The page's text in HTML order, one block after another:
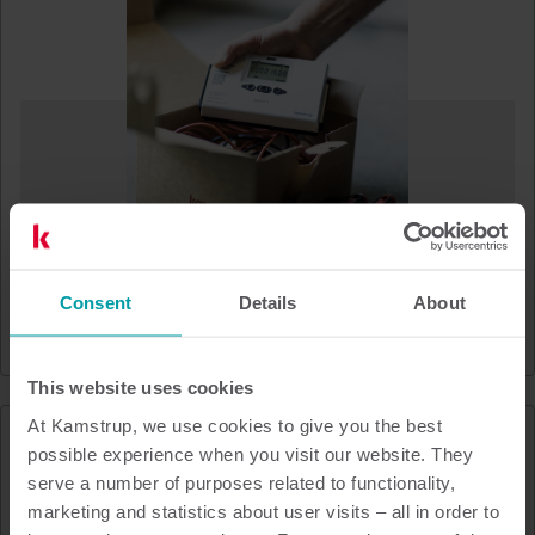
Consent Details About
This website uses cookies
At Kamstrup, we use cookies to give you the best
possible experience when you visit our website. They
serve a number of purposes related to functionality,
marketing and statistics about user visits – all in order to
Extended Product Warranty
Värme Tjänster